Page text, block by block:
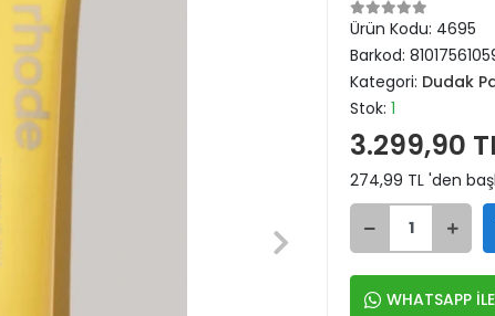
Ürün Kodu: 4695
Barkod:
Kategori: Dudak
Stok: 1
3.299,90
274,99 TL 'den
WHATSAPP